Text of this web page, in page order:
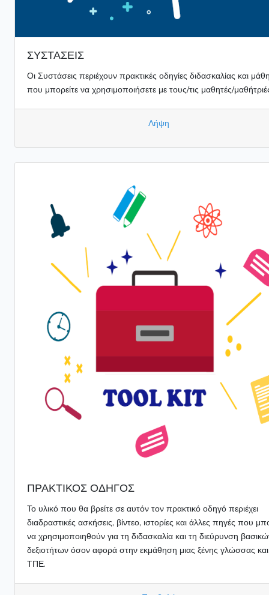
ΣΥΣΤΑΣΕΙΣ
Οι Συστάσεις περιέχουν πρακτικές οδηγίες διδασκαλίας και
που μπορείτε να χρησιμοποιήσετε με τους/τις μαθητές/
Λήψη
ΠΡΑΚΤΙΚΟΣ ΟΔΗΓΟΣ
Το υλικό που θα βρείτε σε αυτόν τον πρακτικό οδηγό περιέχει
διαδραστικές ασκήσεις, βίντεο, ιστορίες και άλλες πηγές που
να χρησιμοποιηθούν για τη διδασκαλία και τη διεύρυνση
δεξιοτήτων όσον αφορά στην εκμάθηση μιας ξένης γλώσσας και
ΤΠΕ.